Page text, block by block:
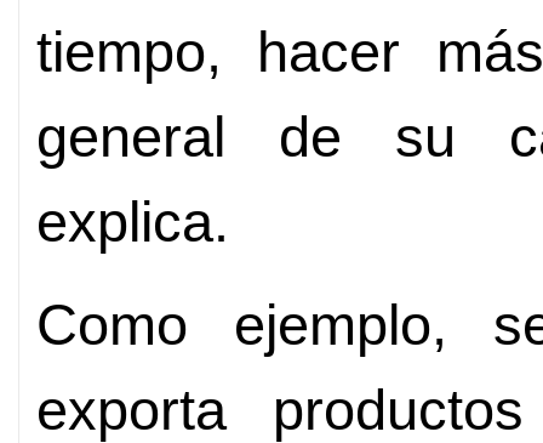
tiempo, hacer
general de su
explica.
Como ejemplo,
exporta